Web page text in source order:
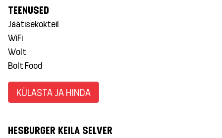
TEENUSED
Jäätisekokteil
WiFi
Wolt
Bolt Food
KÜLASTA JA HINDA
HESBURGER KEILA SELVER